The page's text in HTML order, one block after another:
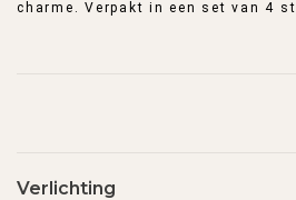
charme. Verpakt in een set van 4
Verlichting